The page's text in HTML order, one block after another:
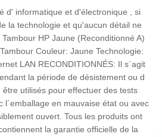
d' informatique et d'électronique , si
la technologie et qu'aucun détail ne
HP Jaune (Reconditionné A)
Couleur: Jaune Technologie:
LAN RECONDITIONNÉS: Il s´agit
la période de désistement ou d
être utilisés pour effectuer des tests
l´emballage en mauvaise état ou avec
ouvert. Tous les produits ont
la garantie officielle de la